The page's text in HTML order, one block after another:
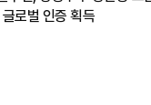
로벌 인증 획득